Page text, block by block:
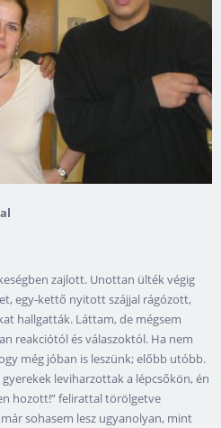
zajlott. Unottan ülték végig
egy-kettő nyitott szájjal rágózott,
hallgatták. Láttam, de mégsem
reakciótól és válaszoktól. Ha nem
még jóban is leszünk; előbb utóbb.
leviharzottak a lépcsőkön, én
hozott!” felirattal törölgetve
sohasem lesz ugyanolyan, mint